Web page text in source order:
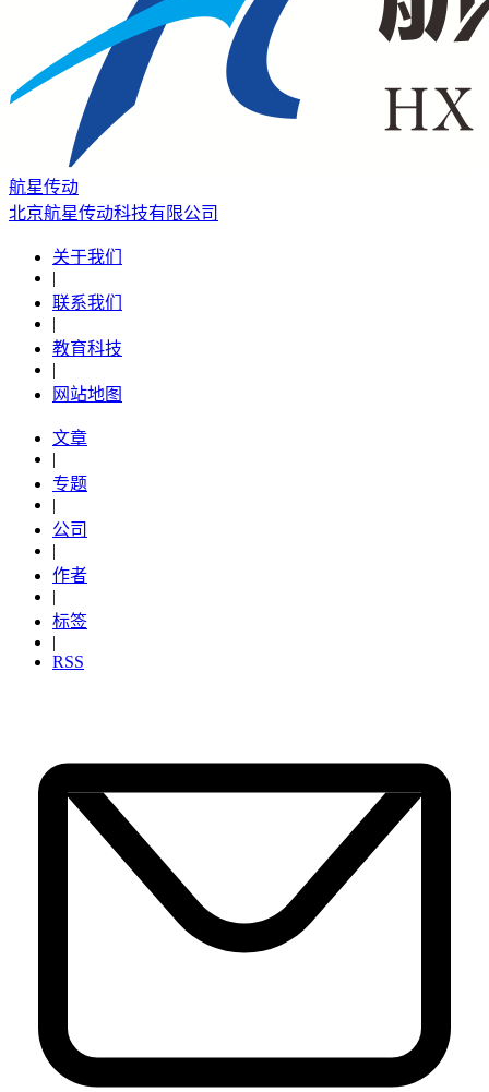
航星传动
北京航星传动科技有限公司
关于我们
|
联系我们
|
教育科技
|
网站地图
文章
|
专题
|
公司
|
作者
|
标签
|
RSS